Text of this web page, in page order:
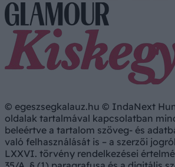
© egeszsegkalauz.hu © IndaNext
oldalak tartalmával kapcsolatban
beleértve a tartalom szöveg- és
való felhasználását is – a szerzői
LXXVI. törvény rendelkezései